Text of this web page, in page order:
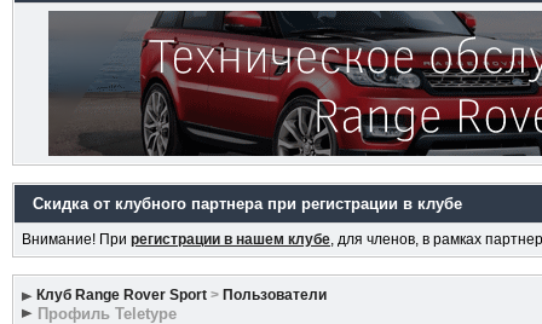
Скидка от клубного партнера при регистрации в клубе
Внимание! При регистрации в нашем клубе, для членов, в рамках
Клуб Range Rover Sport > Пользователи
Профиль Teletype